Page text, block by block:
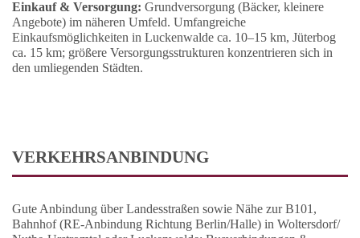
Einkauf & Versorgung: Grundversorgung (Bäcker, kleinere
Angebote) im näheren Umfeld. Umfangreiche
Einkaufsmöglichkeiten in Luckenwalde ca. 10–15 km, Jüterbog
ca. 15 km; größere Versorgungsstrukturen konzentrieren sich in
den umliegenden Städten.
VERKEHRSANBINDUNG
Gute Anbindung über Landesstraßen sowie Nähe zur B101,
Bahnhof (RE-Anbindung Richtung Berlin/Halle) in Woltersdorf/